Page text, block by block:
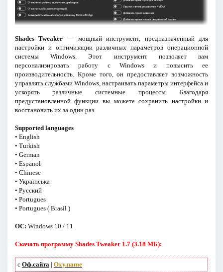
Shades Tweaker — мощный инструмент, предназначенный для
настройки и оптимизации различных параметров операционной
системы Windows. Этот инструмент позволяет вам
персонализировать работу с Windows и повысить ее
производительность. Кроме того, он предоставляет возможность
управлять службами Windows, настраивать параметры интерфейса и
ускорять различные системные процессы. Благодаря
предустановленной функции вы можете сохранить настройки и
восстановить их за один раз.
Supported languages
• English
• Turkish
• German
• Espanol
• Chinese
• Українська
• Русский
• Portugues
• Portugues ( Brasil )
OC: Windows 10 / 11
Скачать программу Shades Tweaker 1.7 (3.18 МБ):
с Оф.сайта | Oxy.name